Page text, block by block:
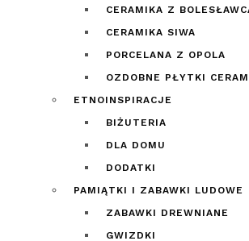
CERAMIKA Z
CERAMIKA SIWA
PORCELANA Z OPOLA
OZDOBNE PŁYTKI
ETNOINSPIRACJE
BIŻUTERIA
DLA DOMU
DODATKI
PAMIĄTKI I ZABAWKI LUDOWE
ZABAWKI DREWNIANE
GWIZDKI